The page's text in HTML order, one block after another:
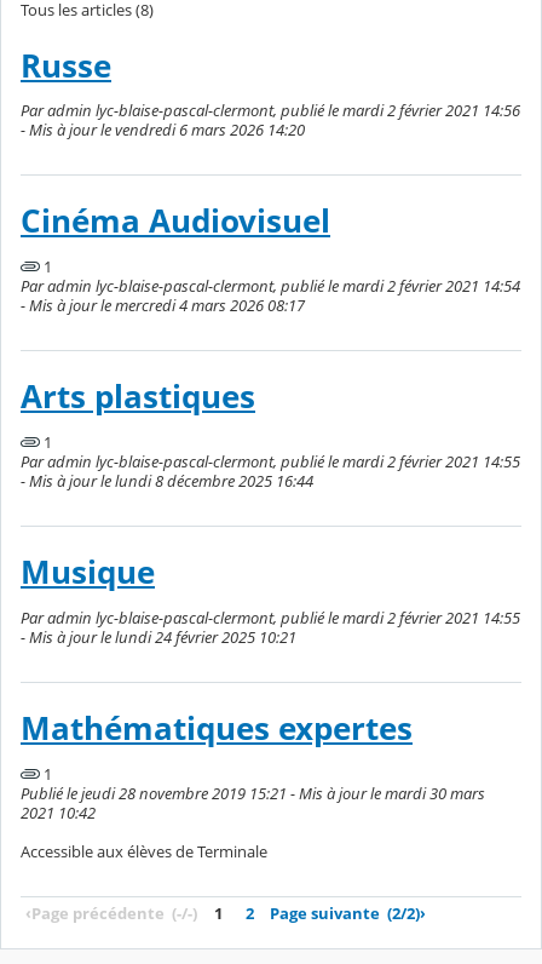
Tous les articles (8)
Russe
Par admin lyc-blaise-pascal-clermont, publié le mardi 2 février 2021 14:56
- Mis à jour le vendredi 6 mars 2026 14:20
Cinéma Audiovisuel
1
Par admin lyc-blaise-pascal-clermont, publié le mardi 2 février 2021 14:54
- Mis à jour le mercredi 4 mars 2026 08:17
Arts plastiques
1
Par admin lyc-blaise-pascal-clermont, publié le mardi 2 février 2021 14:55
- Mis à jour le lundi 8 décembre 2025 16:44
Musique
Par admin lyc-blaise-pascal-clermont, publié le mardi 2 février 2021 14:55
- Mis à jour le lundi 24 février 2025 10:21
Mathématiques expertes
1
Publié le jeudi 28 novembre 2019 15:21 - Mis à jour le mardi 30 mars
2021 10:42
Accessible aux élèves de Terminale
‹Page précédente (-/-) 1 2 Page suivante (2/2)›